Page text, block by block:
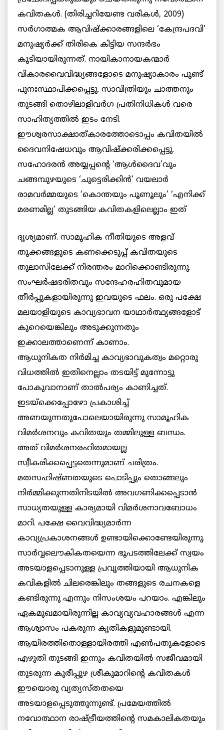
കവിതകള്‍. (തിരിച്ചറിയേണ്ട വരികള്‍, 2009)
സര്‍ഗാത്മക ആവിഷ്ക്കാരങ്ങളിലെ ‘കേന്ദ്രപദവി’
മനുഷ്യര്‍ക്ക് തിരികെ കിട്ടിയ സന്ദര്‍ഭം
കൂടിയായിരുന്നത്. നായികാനായകന്മാര്‍
വികാരവൈവിദ്ധ്യങ്ങളോടെ മനുഷ്യാകാരം പൂണ്ട്
പുനഃസ്ഥാപിക്കപ്പെട്ടു. സാവിത്രിയും ചാത്തനും
തുടങ്ങി തൊഴിലാളിവര്‍ഗ പ്രതിനിധികള്‍ വരെ
സാഹിത്യത്തില്‍ ഇടം നേടി.
ഈശ്വരസാക്ഷാത്കാരത്തോടൊപ്പം കവിതയില്‍
ദൈവനിഷേധവും ആവിഷ്ക്കരിക്കപ്പെട്ടു.
സഹോദരന്‍ അയ്യപ്പന്റെ ‘ആള്‍ദൈവ’വും
ചങ്ങമ്പുഴയുടെ ‘ചുട്ടെരിക്കിന്‍’ വയലാര്‍
രാമവര്‍മ്മയുടെ ‘കൊന്തയും പൂണൂലും’ ‘എനിക്ക്
മരണമില്ല’ തുടങ്ങിയ കവിതകളിലെല്ലാം ഇത്
ദൃശ്യമാണ്. സാമൂഹിക നീതിയുടെ അളവ്
തൂക്കങ്ങളുടെ കണക്കെടുപ്പ് കവിതയുടെ
തുലാസിലേക്ക് നിരന്തരം മാറിക്കൊണ്ടിരുന്നു.
സംഘര്‍ഷഭരിതവും സന്ദേഹരഹിതവുമായ
തീര്‍പ്പുകളായിരുന്നു ഇവയുടെ ഫലം. ഒരു പക്ഷേ
മലയാളിയുടെ കാവ്യഭാവന യാഥാര്‍ത്ഥ്യങ്ങളോട്
കുറെയെങ്കിലും അടുക്കുന്നതും
ഇക്കാലത്താണെന്ന് കാണാം.
ആധുനികത നിര്‍മിച്ച കാവ്യഭാവുകത്വം മറ്റൊരു
വിധത്തില്‍ ഇതിനെല്ലാം തടയിട്ട് മുന്നോട്ടു
പോകുവാനാണ് താല്‍പര്യം കാണിച്ചത്.
ഇടയ്ക്കെപ്പോഴോ പ്രകാശിച്ച്
അണയുന്നതുപോലെയായിരുന്നു സാമൂഹിക
വിമര്‍ശനവും കവിതയും തമ്മിലുള്ള ബന്ധം.
അത് വിമര്‍ശനരഹിതമായല്ല
സ്വീകരിക്കപ്പെട്ടതെന്നുമാണ് ചരിത്രം.
മതസഹിഷ്ണതയുടെ പൊടിപ്പും തൊങ്ങലും
നിര്‍മ്മിക്കുന്നതിനിടയില്‍ അവഗണിക്കപ്പെടാന്‍
സാധ്യതയുള്ള കാര്യമായി വിമര്‍ശനാവബോധം
മാറി. പക്ഷേ വൈവിദ്ധ്യമാര്‍ന്ന
കാവ്യപ്രകാശനങ്ങള്‍ ഉണ്ടായിക്കൊണ്ടേയിരുന്നു.
സാര്‍വ്വലൌകികതയെന്ന ഭൂപടത്തിലേക്ക് സ്വയം
അടയാളപ്പെടാനുള്ള പ്രവൃത്തിയായി ആധുനിക
കവികളില്‍ ചിലരെങ്കിലും തങ്ങളുടെ രചനകളെ
കണ്ടിരുന്നു എന്നും നിസംശയം പറയാം. എങ്കിലും
ഏകമുഖമായിരുന്നില്ല കാവ്യവ്യവഹാരങ്ങള്‍ എന്ന
ആശ്വാസം പകരുന്ന കൃതികളുമുണ്ടായി.
ആയിരത്തിതൊള്ളായിരത്തി എണ്‍പതുകളോടെ
എഴുതി തുടങ്ങി ഇന്നും കവിതയില്‍ സജീവമായി
തുടരുന്ന കുരീപ്പുഴ ശ്രീകുമാറിന്റെ കവിതകള്‍
ഈയൊരു വ്യത്യസ്തതയെ
അടയാളപ്പെടുത്തുന്നുണ്ട്. പ്രമേയത്തില്‍
നവോത്ഥാന രാഷ്ട്രീയത്തിന്റെ സമകാലികതയും